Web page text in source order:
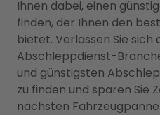
Ihnen dabei, einen
finden, der Ihnen den
bietet. Verlassen Sie sich
Abschleppdienst-
und günstigsten
zu finden und sparen Sie
nächsten